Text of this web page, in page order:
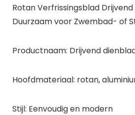
Rotan Verfrissingsblad
Duurzaam voor Zwembad- of
Productnaam: Drijvend
Hoofdmateriaal: rotan,
Stijl: Eenvoudig en modern